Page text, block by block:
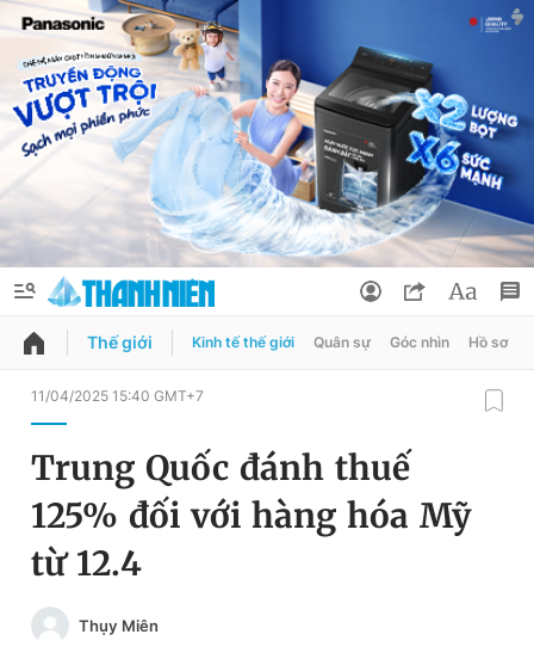
QUẢNG CÁO
Chuyên mục
Chuyên mục khác
Chào ngày mới
Đổi mật khẩu
Tin đã lưu
Thế giới Kinh tế thế giới Quân sự Góc nhìn Hồ sơ
11/04/2025 15:40 GMT+7
Trung Quốc đánh thuế
125% đối với hàng hóa Mỹ
từ 12.4
Thụy Miên